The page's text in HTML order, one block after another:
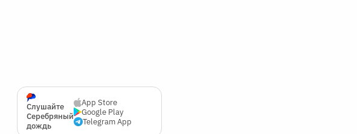
Слушайте
Серебряный
дождь
App Store
Google Play
Telegram App